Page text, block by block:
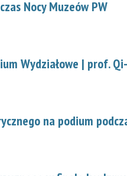
Nocy Muzeów PW
Wydziałowe | prof.
na podium